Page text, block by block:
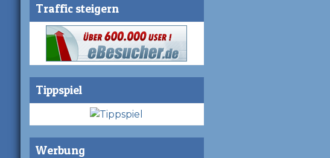
Traffic steigern
Tippspiel
Werbung